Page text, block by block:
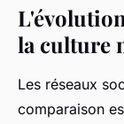
la culture
Les réseaux
comparaison